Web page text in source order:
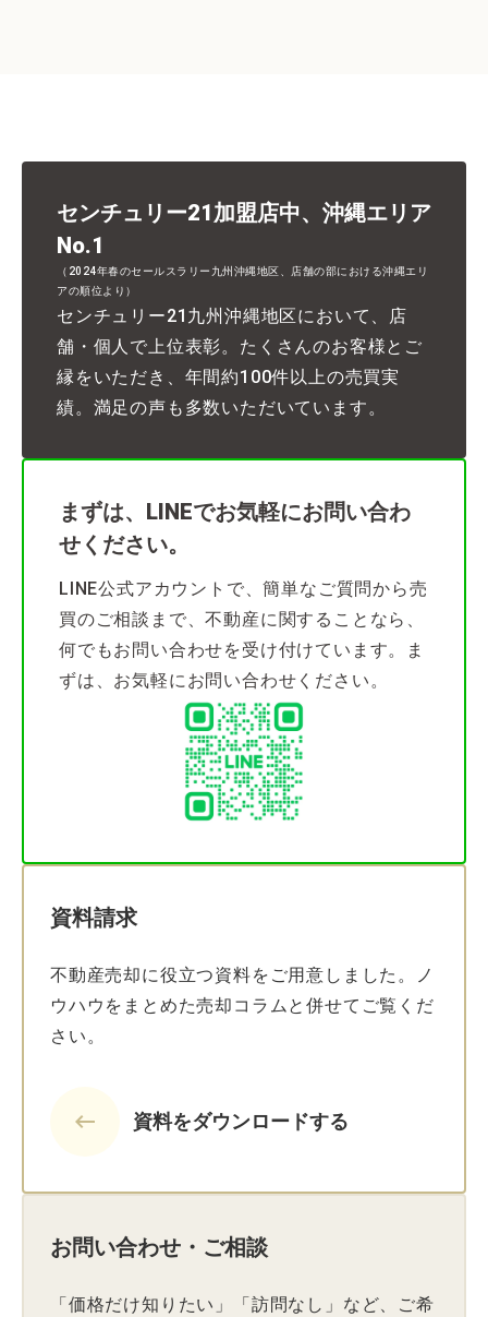
センチュリー21加盟店中、沖縄エリア
No.1
（2024年春のセールスラリー九州沖縄地区、店舗の部における沖縄エリ
アの順位より）
センチュリー21九州沖縄地区において、店
舗・個人で上位表彰。たくさんのお客様とご
縁をいただき、年間約100件以上の売買実
績。満足の声も多数いただいています。
まずは、LINEでお気軽にお問い合わ
せください。
LINE公式アカウントで、簡単なご質問から売
買のご相談まで、不動産に関することなら、
何でもお問い合わせを受け付けています。ま
ずは、お気軽にお問い合わせください。
資料請求
不動産売却に役立つ資料をご用意しました。ノ
ウハウをまとめた売却コラムと併せてご覧くだ
さい。
keyboard_backspace 資料をダウンロードする
お問い合わせ・ご相談
「価格だけ知りたい」「訪問なし」など、ご希